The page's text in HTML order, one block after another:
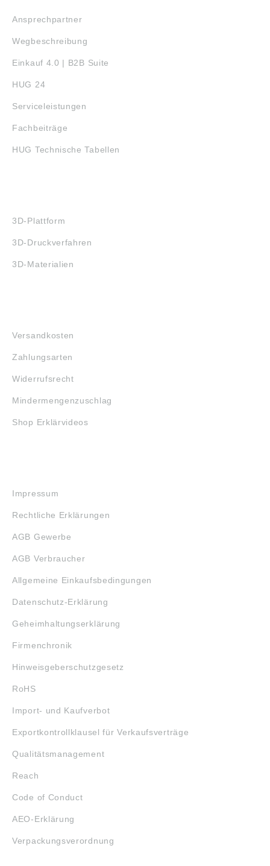
Ansprechpartner
Wegbeschreibung
Einkauf 4.0 | B2B Suite
HUG 24
Serviceleistungen
Fachbeiträge
HUG Technische Tabellen
3D-Plattform
3D-Druckverfahren
3D-Materialien
Versandkosten
Zahlungsarten
Widerrufsrecht
Mindermengenzuschlag
Shop Erklärvideos
Impressum
Rechtliche Erklärungen
AGB Gewerbe
AGB Verbraucher
Allgemeine Einkaufsbedingungen
Datenschutz-Erklärung
Geheimhaltungserklärung
Firmenchronik
Hinweisgeberschutzgesetz
RoHS
Import- und Kaufverbot
Exportkontrollklausel für Verkaufsverträge
Qualitätsmanagement
Reach
Code of Conduct
AEO-Erklärung
Verpackungsverordnung